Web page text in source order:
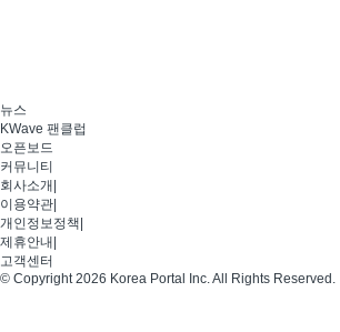
뉴스
KWave 팬클럽
오픈보드
커뮤니티
회사소개
이용약관
개인정보정책
제휴안내
고객센터
© Copyright 2026 Korea Portal Inc. All Rights Reserved.